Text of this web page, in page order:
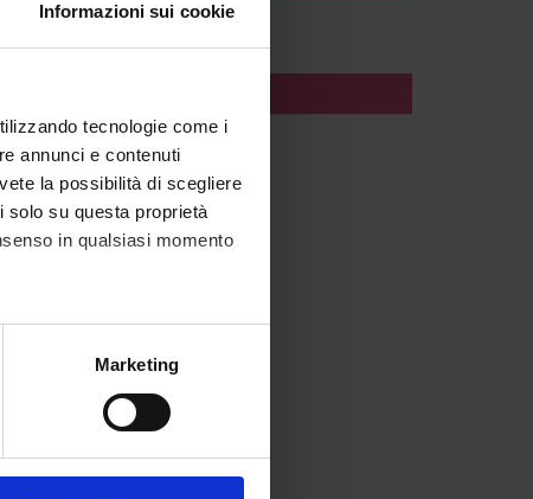
Informazioni sui cookie
tecnologie come i
annunci e contenuti
la possibilità di scegliere
su questa proprietà
in qualsiasi momento
metro,Marketing